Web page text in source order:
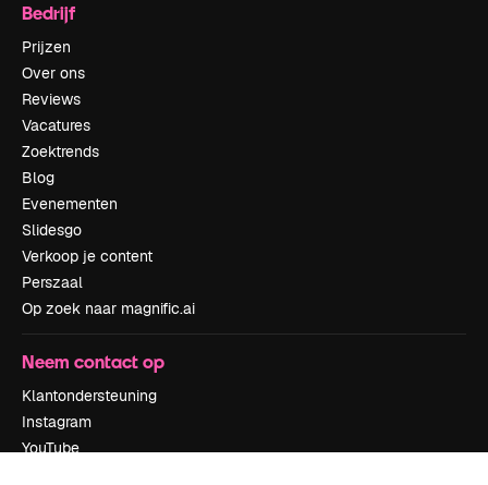
Bedrijf
Prijzen
Over ons
Reviews
Vacatures
Zoektrends
Blog
Evenementen
Slidesgo
Verkoop je content
Perszaal
Op zoek naar magnific.ai
Neem contact op
Klantondersteuning
Instagram
YouTube